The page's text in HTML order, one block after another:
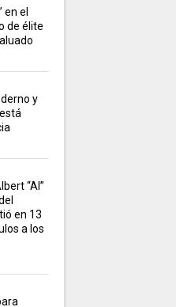
en el
de élite
y
“Al”
en 13
a los